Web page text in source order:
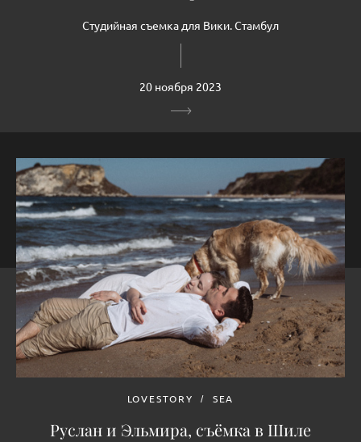
Студийная съемка для Вики. Стамбул
20 ноября 2023
LOVESTORY SEA
Руслан и Эльмира, съёмка в Шиле